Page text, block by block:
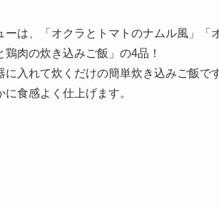
は、「オクラとトマトのナムル風」「
肉の炊き込みご飯」の4品！
に入れて炊くだけの簡単炊き込みご飯で
食感よく仕上げます。